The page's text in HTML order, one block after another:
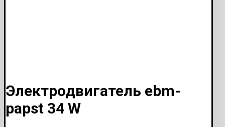
Электродвигатель ebm-
papst 34 W